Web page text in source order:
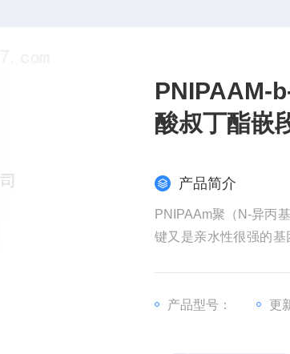
PNIPAAM-
酸叔丁酯嵌
产品简介
PNIPAAm聚（N-异丙
键又是亲水性很强的
产品型号： 更